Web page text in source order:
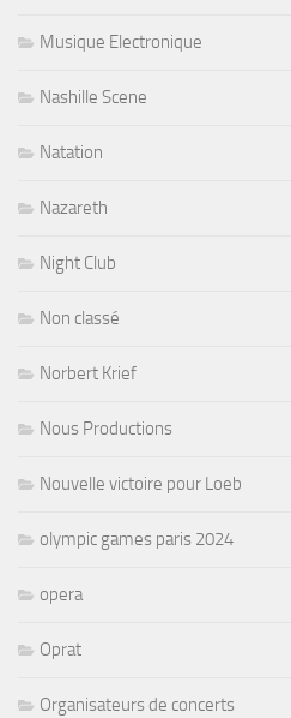
Musique Electronique
Nashille Scene
Natation
Nazareth
Night Club
Non classé
Norbert Krief
Nous Productions
Nouvelle victoire pour Loeb
olympic games paris 2024
opera
Oprat
Organisateurs de concerts